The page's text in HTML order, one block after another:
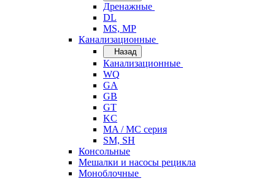
Дренажные
DL
MS, MP
Канализационные
Назад
Канализационные
WQ
GA
GB
GT
KC
MA / MC серия
SM, SH
Консольные
Мешалки и насосы рецикла
Моноблочные